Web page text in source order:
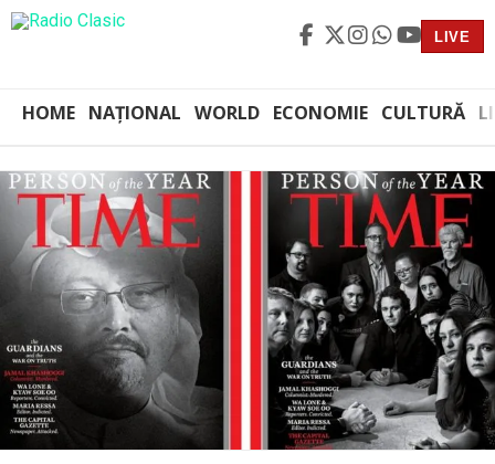
LIVE
HOME NAȚIONAL WORLD ECONOMIE CULTURĂ